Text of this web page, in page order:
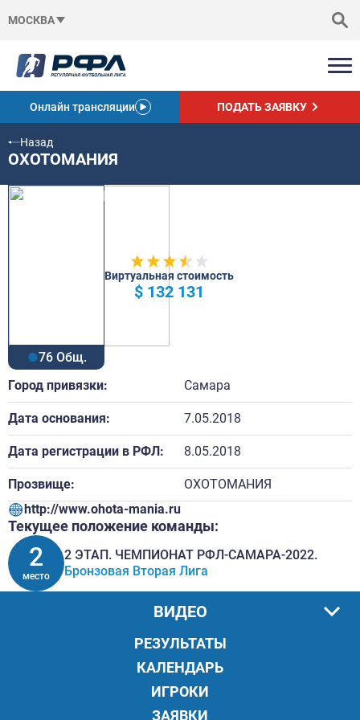
МОСКВА
Онлайн трансляции ПОДАТЬ ЗАЯВКУ
Назад
ОХОТОМАНИЯ
76 Общ.
Виртуальная стоимость
$ 132 131
Город привязки: Самара
Дата основания: 7.05.2018
Дата регистрации в РФЛ: 8.05.2018
Прозвище:
ОХОТОМАНИЯ
http://www.ohota-mania.ru
Текущее положение команды:
2
место
2 ЭТАП. ЧЕМПИОНАТ РФЛ-САМАРА-2022.
Бронзовая Вторая Лига
РЕЗУЛЬТАТЫ
КАЛЕНДАРЬ
ИГРОКИ
ЗАЯВКИ
ВИДЕО